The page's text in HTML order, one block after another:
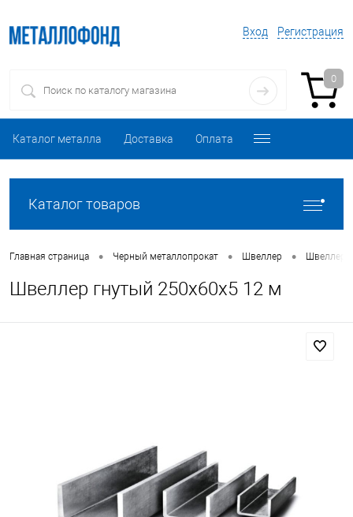
Вход Регистрация
0
Каталог металла Доставка Оплата
Каталог товаров
Главная страница • Черный металлопрокат • Швеллер • Швеллер
Швеллер гнутый 250х60х5 12 м